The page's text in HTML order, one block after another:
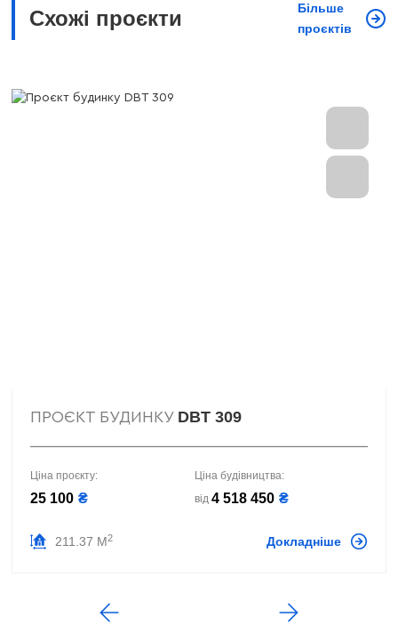
Схожі проєкти
Більше
проєктів
ПРОЄКТ БУДИНКУ DBT 309
Ціна проєкту:
25 100 ₴
Ціна будівництва:
від 4 518 450 ₴
211.37 М2 Докладніше